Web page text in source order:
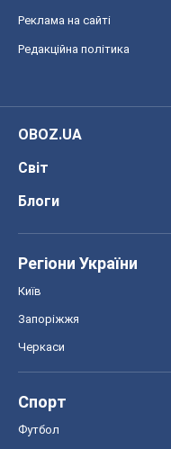
Реклама на сайті
Редакційна політика
OBOZ.UA
Світ
Блоги
Регіони України
Київ
Запоріжжя
Черкаси
Спорт
Футбол